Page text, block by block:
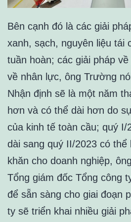
Bên cạnh đó là các giải
xanh, sạch, nguyên liệu tái
tuần hoàn; các giải pháp
về nhân lực, ông Trường
Nhận định sẽ là một năm
hơn và có thể dài hơn do
của kinh tế toàn cầu; quý I/
dài sang quý II/2023 có thể
khăn cho doanh nghiệp,
Tổng giám đốc Tổng công
để sẵn sàng cho giai đoạn
ty sẽ triển khai nhiều giải